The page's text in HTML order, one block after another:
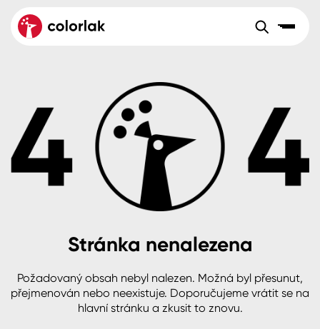
Velkoobchod Sortiment
Aktuality
Reference
O společnosti
B2B +420 800 145 555Po – Pá: 8:00–15:00
Česko
Slovensko Polsko Worldwide
Dřevo
Beton, asfalt, minerální podklady
Plast, sklo, keramika
Stěny
Fasády
Colorlak Dekor
Colorlak Profi
Colorlak Pta
Stránka nenalezena
Požadovaný obsah nebyl nalezen. Možná byl přesunut,
přejmenován nebo neexistuje. Doporučujeme vrátit se na
hlavní stránku a zkusit to znovu.